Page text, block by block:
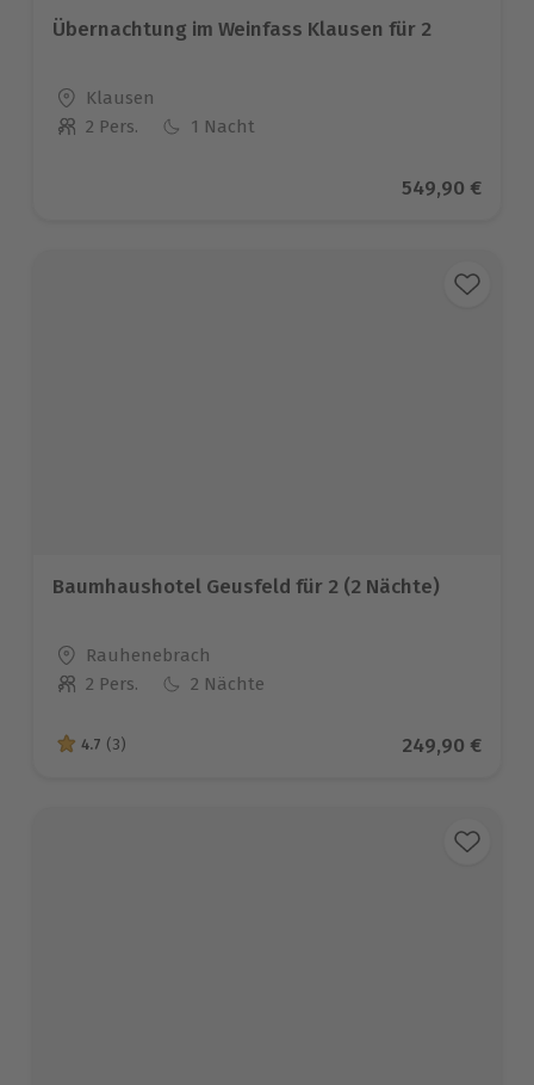
Übernachtung im Weinfass Klausen für 2
Standort
Klausen
Anzahl der Teilnehmer
2 Pers. 1 Nacht
Aktueller
549,90 €
Baumhaushotel Geusfeld für 2 (2 Nächte)
Standort
Rauhenebrach
Anzahl der Teilnehmer
2 Pers. 2 Nächte
4.7 von 5 Sternen basierend auf 3 Bewertungen
4.7 (3) Aktueller
249,90 €